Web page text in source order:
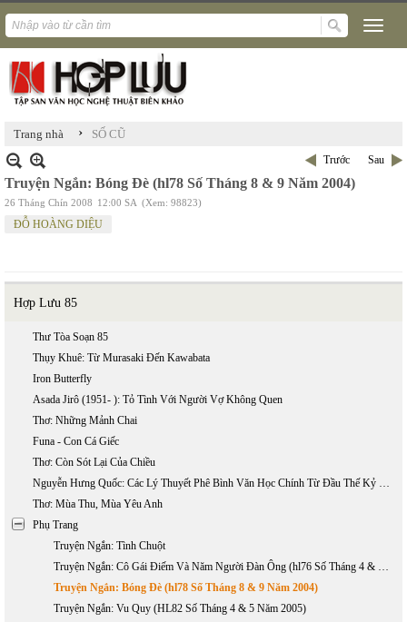
Trang nhà › SỐ CŨ
Trước Sau
Truyện Ngắn: Bóng Đè (hl78 Số Tháng 8 & 9 Năm 2004)
26 Tháng Chín 2008 12:00 SA (Xem: 98823)
ĐỖ HOÀNG DIỆU
Hợp Lưu 85
Thư Tòa Soạn 85
Thụy Khuê: Từ Murasaki Đến Kawabata
Iron Butterfly
Asada Jirô (1951- ): Tỏ Tình Với Người Vợ Không Quen
Thơ: Những Mảnh Chai
Funa - Con Cá Giếc
Thơ: Còn Sót Lại Của Chiều
Nguyễn Hưng Quốc: Các Lý Thuyết Phê Bình Văn Học Chính Từ Đầu Thế Kỷ 20 Đến Nay (phần 1)
Thơ: Mùa Thu, Mùa Yêu Anh
Phụ Trang
Truyện Ngắn: Tình Chuột
Truyện Ngắn: Cô Gái Điếm Và Năm Người Đàn Ông (hl76 Số Tháng 4 & 5 Năm 2004)
Truyện Ngắn: Bóng Đè (hl78 Số Tháng 8 & 9 Năm 2004)
Truyện Ngắn: Vu Quy (HL82 Số Tháng 4 & 5 Năm 2005)